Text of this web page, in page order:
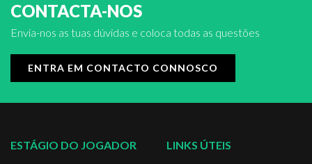
CONTACTA-NOS
Envia-nos as tuas dúvidas e coloca todas as questões
ENTRA EM CONTACTO CONNOSCO
ESTÁGIO DO JOGADOR LINKS ÚTEIS